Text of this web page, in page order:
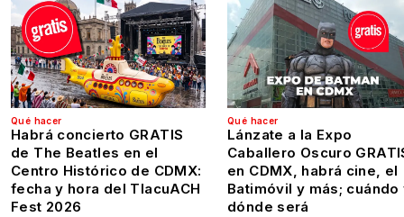
Qué hacer
Habrá concierto GRATIS
de The Beatles en el
Centro Histórico de CDMX:
fecha y hora del TlacuACH
Fest 2026
Qué hacer
Lánzate a la Expo
Caballero Oscuro
en CDMX, habrá cine, el
Batimóvil y más; cuándo
dónde será